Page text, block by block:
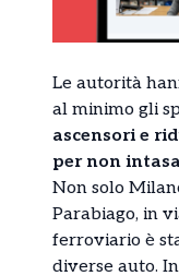
Le autorità
al minimo gli
ascensori e
per non
Non solo
Parabiago, in
ferroviario è
diverse auto.